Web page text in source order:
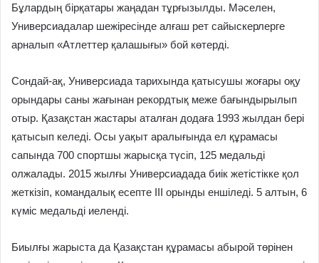
Бұлардың бірқатары жаңадан тұрғызылды. Мәселен,
Универсиадалар шежіресінде алғаш рет сайыскерлерге
арналып «Атлеттер қалашығы» бой көтерді.
Сондай-ақ, Универсиада тари­хында қатысушы жоғары оқу
орындары саны жағынан рекордтық меже бағындырылып
отыр. Қазақ­стан жастары аталған додаға 1993 жылдан бері
қатысып келеді. Осы уақыт аралығында ел құрамасы
сапында 700 спортшы жарысқа түсіп, 125 медальді
олжалады. 2015 жылғы Универсиадада биік жетістікке қол
жеткізіп, командалық есепте ІІІ орынды еншіледі. 5 алтын, 6
күміс медальді иеленді.
Биылғы жарыста да Қазақстан құрамасы абырой төрінен